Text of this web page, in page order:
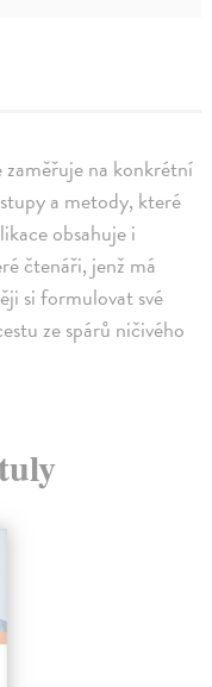
zaměřuje na konkrétní
a metody, které
obsahuje i
čtenáři, jenž má
si formulovat své
ze spárů ničivého